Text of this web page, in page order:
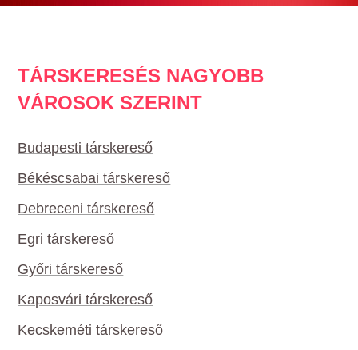
TÁRSKERESÉS NAGYOBB
VÁROSOK SZERINT
Budapesti társkereső
Békéscsabai társkereső
Debreceni társkereső
Egri társkereső
Győri társkereső
Kaposvári társkereső
Kecskeméti társkereső